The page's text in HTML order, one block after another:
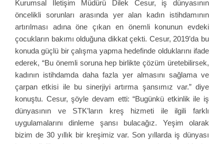
Kurumsal İletişim Müdürü Dilek Cesur, iş dünyasının
öncelikli sorunları arasında yer alan kadın istihdamının
artırılması adına öne çıkan en önemli konunun evdeki
çocukların bakımı olduğuna dikkat çekti. Cesur, 2019’da bu
konuda güçlü bir çalışma yapma hedefinde olduklarını ifade
ederek, “Bu önemli soruna hep birlikte çözüm üretebilirsek,
kadının istihdamda daha fazla yer almasını sağlama ve
çarpan etkisi ile bu sinerjiyi artırma şansımız var.” diye
konuştu. Cesur, şöyle devam etti: “Bugünkü etkinlik ile iş
dünyasının ve STK’ların kreş hizmeti ile ilgili farklı
uygulamalarını dinleme şansı bulacağız. Yeşim olarak
bizim de 30 yıllık bir kreşimiz var. Son yıllarda iş dünyası